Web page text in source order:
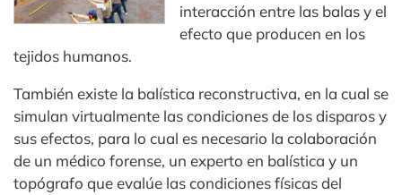
interacción entre las balas y el
efecto que producen en los
tejidos humanos.
También existe la balística reconstructiva, en la cual se
simulan virtualmente las condiciones de los disparos y
sus efectos, para lo cual es necesario la colaboración
de un médico forense, un experto en balística y un
topógrafo que evalúe las condiciones físicas del